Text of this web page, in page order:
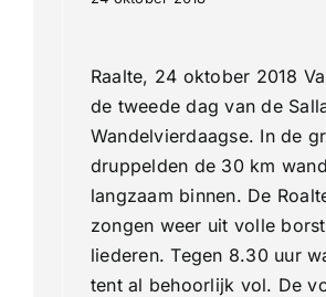
Raalte, 24 oktober 2018
de tweede dag van de
Wandelvierdaagse. In de
druppelden de 30 km
langzaam binnen. De
zongen weer uit volle
liederen. Tegen 8.30 uur
tent al behoorlijk vol. De